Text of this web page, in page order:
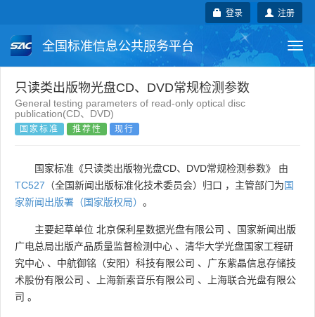
注册
登录
全国标准信息公共服务平台
国家标准 行业标准 地方标准
团体标准
只读类出版物光盘CD、DVD常规检测参数
General testing parameters of read-only optical disc
publication(CD、DVD)
国家标准 推荐性 现行
国家标准《只读类出版物光盘CD、DVD常规检测参数》 由
TC527 （全国新闻出版标准化技术委员会）归口 ，主管部门为国
家新闻出版署（国家版权局） 。
主要起草单位 北京保利星数据光盘有限公司 、
国家新闻出版
广电总局出版产品质量监督检测中心 、 清华大学光盘国家工程研
究中心 、 中航御铭（安阳）科技有限公司 、 广东紫晶信息存储技
术股份有限公司 、 上海新索音乐有限公司 、
上海联合光盘有限公
司 。